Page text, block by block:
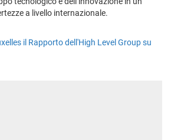
a livello internazionale.
il Rapporto dell'High Level Group su